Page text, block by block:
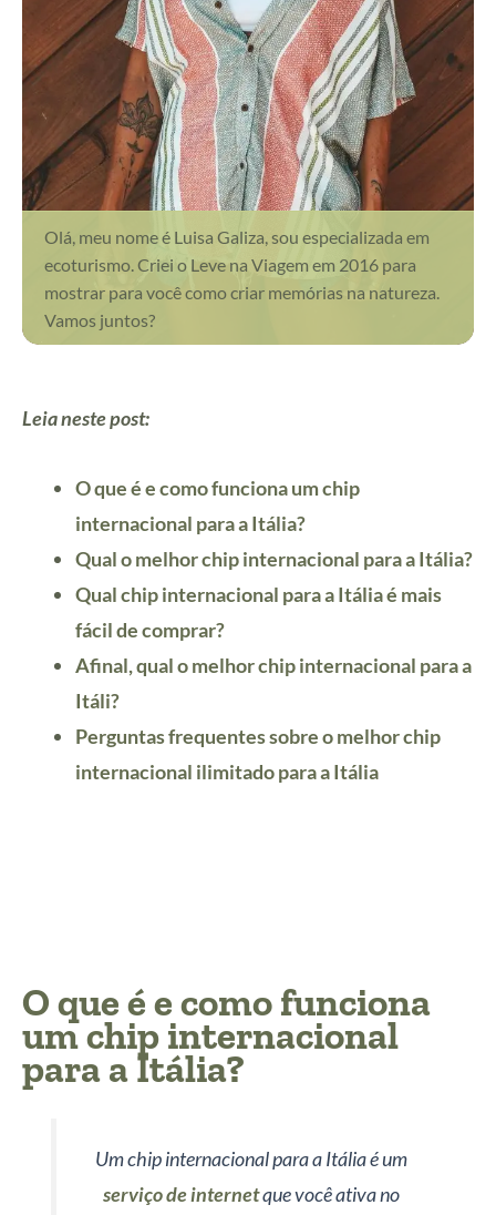
Olá, meu nome é Luisa Galiza, sou especializada em
ecoturismo. Criei o Leve na Viagem em 2016 para
mostrar para você como criar memórias na natureza.
Vamos juntos?
Leia neste post:
O que é e como funciona um chip
internacional para a Itália?
Qual o melhor chip internacional para a Itália?
Qual chip internacional para a Itália é mais
fácil de comprar?
Afinal, qual o melhor chip internacional para a
Itáli?
Perguntas frequentes sobre o melhor chip
internacional ilimitado para a Itália
O que é e como funciona
um chip internacional
para a Itália?
Um chip internacional para a Itália é um
serviço de internetque você ativa no